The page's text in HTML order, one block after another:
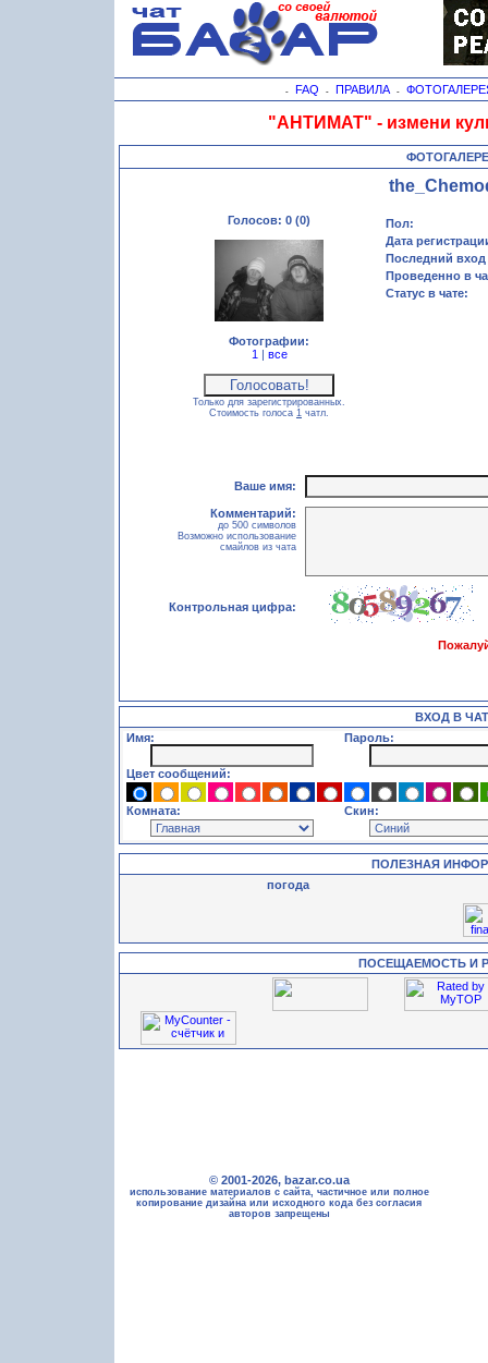
- FAQ - ПРАВИЛА-
"АНТИМАТ" - измени
Голосов: 0 (0)
Фотографии:
1 | все
Только для зарегистрированных.
Стоимость голоса 1 чатл.
Пол:
Дата
Последний вход
Проведенно в
Статус в чате:
Ваше имя:
Комментарий:
до 500 символов
Возможно использование
смайлов из чата
Контрольная цифра:
ВХОД В ЧАТ
Имя:
Пароль:
Цвет сообщений:
Комната: Скин:
ПОЛЕЗНАЯ
погода
ПОСЕЩАЕМОСТЬ И
© 2001-2026, bazar.co.ua
использование материалов с сайта, частичное или полное
копирование дизайна или исходного кода без согласия
авторов запрещены